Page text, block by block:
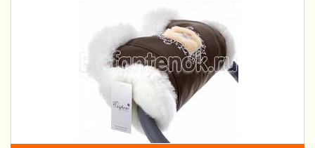
Мебель и аксессуары
Постельные принадлежности